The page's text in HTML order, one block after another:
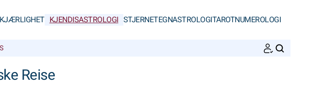
KJENDISASTROLOGI STJERNETEGNASTROLOGITAROTNUMEROLOGI
Reise